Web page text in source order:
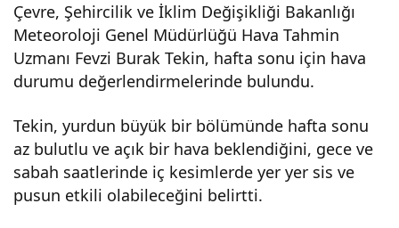
Çevre, Şehircilik ve İklim Değişikliği Bakanlığı
Meteoroloji Genel Müdürlüğü Hava Tahmin
Uzmanı Fevzi Burak Tekin, hafta sonu için hava
durumu değerlendirmelerinde bulundu.
Tekin, yurdun büyük bir bölümünde hafta sonu
az bulutlu ve açık bir hava beklendiğini, gece ve
sabah saatlerinde iç kesimlerde yer yer sis ve
pusun etkili olabileceğini belirtti.
bulu
tlu
dön